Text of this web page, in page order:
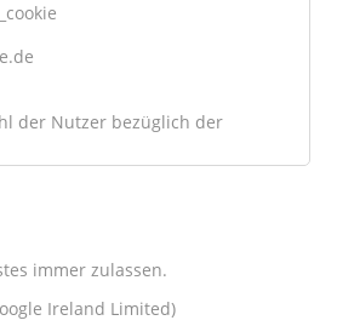
der Nutzer bezüglich der
immer zulassen.
Ireland Limited)